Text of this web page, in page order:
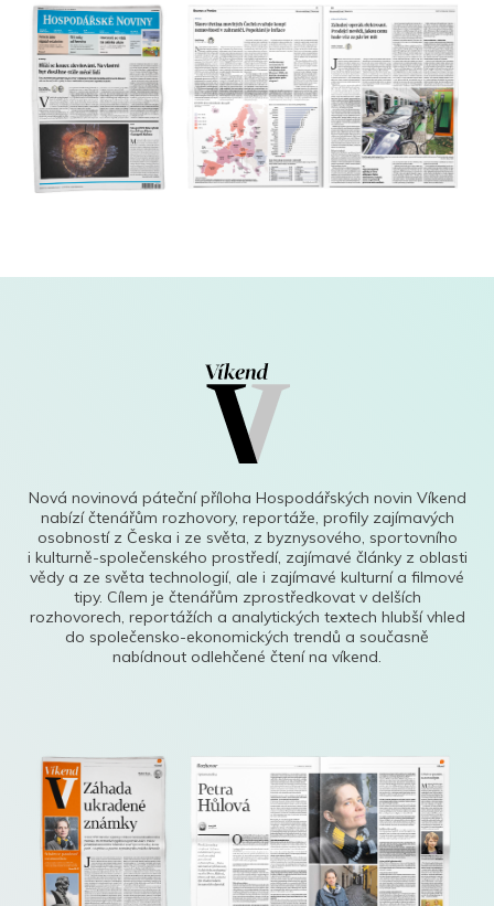
Nová novinová páteční příloha Hospodářských novin Víkend
nabízí čtenářům rozhovory, reportáže, profily zajímavých
osobností z Česka i ze světa, z byznysového, sportovního
i kulturně-společenského prostředí, zajímavé články z oblasti
vědy a ze světa technologií, ale i zajímavé kulturní a filmové
tipy. Cílem je čtenářům zprostředkovat v delších
rozhovorech, reportážích a analytických textech hlubší vhled
do společensko-ekonomických trendů a současně
nabídnout odlehčené čtení na víkend.